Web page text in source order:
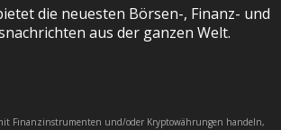
die neuesten Börsen-, Finanz- und
aus der ganzen Welt.
Finanzinstrumenten und/oder Kryptowährungen handeln,